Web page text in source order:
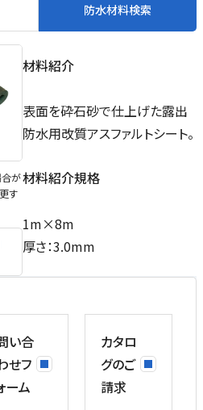
防水材料検索
が
す
材料紹介
表面を砕石砂で仕上げた露出
防水用改質アスファルトシート。
材料紹介規格
1m×8m
厚さ：3.0mm
い合
せフ
ーム
カタロ
グのご
請求